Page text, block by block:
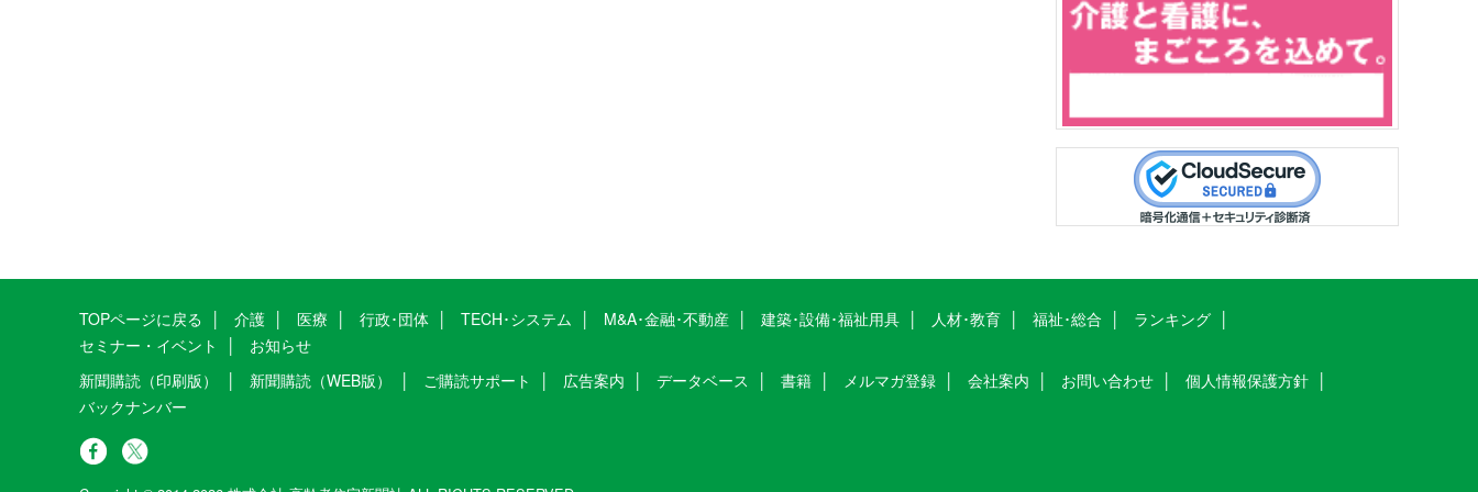
TOPページに戻る 介護 医療 行政･団体 TECH･システム M&A･金融･不動産 建築･設備･福祉用具 人材･教育 福祉･総合
ランキング
セミナー・イベント
お知らせ
新聞購読（印刷版）
新聞購読（WEB版） ご購読サポート 広告案内 データベース 書籍 メルマガ登録 会社案内 お問い合わせ
個人情報保護方針
バックナンバー